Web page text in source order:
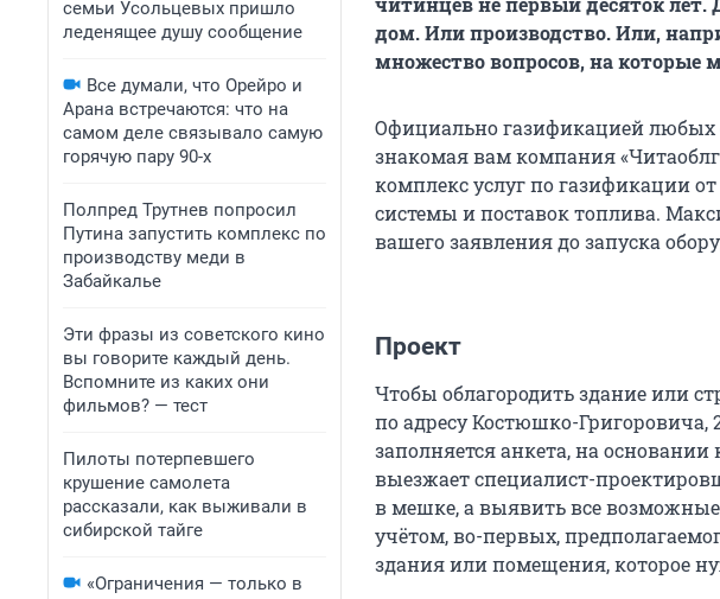
семьи Усольцевых пришло
леденящее душу сообщение
Все думали, что Орейро и
Арана встречаются: что на
самом деле связывало самую
горячую пару 90-х
Полпред Трутнев попросил
Путина запустить комплекс по
производству меди в
Забайкалье
Эти фразы из советского кино
вы говорите каждый день.
Вспомните из каких они
фильмов? — тест
Пилоты потерпевшего
крушение самолета
рассказали, как выживали в
сибирской тайге
«Ограничения — только в
дом. Или производство. Или,
множество вопросов, на которые
Официально газификацией любых
знакомая вам компания
комплекс услуг по газификации
системы и поставок топлива.
вашего заявления до запуска
Проект
Чтобы облагородить здание или
по адресу Костюшко-Григоровича,
заполняется анкета, на
выезжает специалист-
в мешке, а выявить все возможные
учётом, во-первых,
здания или помещения, которое